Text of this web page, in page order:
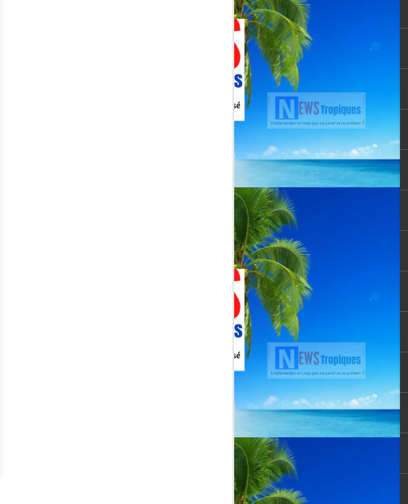
privée martiniquaise, vient de franchir un cap
développement médiatique. Le quotidien
nationale pour une chaîne locale.